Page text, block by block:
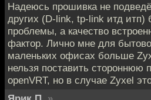
Надеюсь прошивка не
других (D-link, tp-link итд
проблемы, а качество
фактор. Лично мне для
маленьких офисах больше
нельзя поставить стороннюю
openVRT, но в случае Zyxel